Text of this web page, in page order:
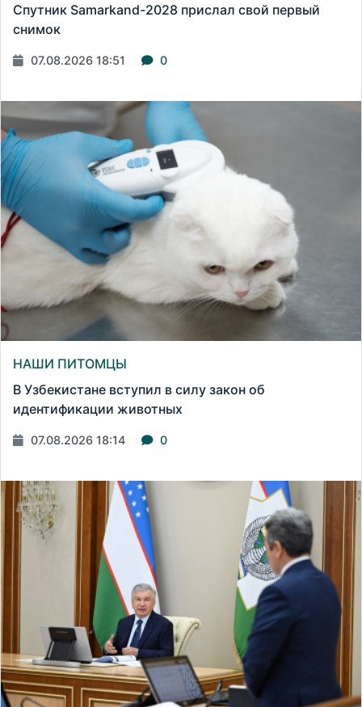
Спутник Samarkand-2028 прислал свой первый
снимок
07.08.2026 18:51 0
НАШИ ПИТОМЦЫ
В Узбекистане вступил в силу закон об
идентификации животных
07.08.2026 18:14 0